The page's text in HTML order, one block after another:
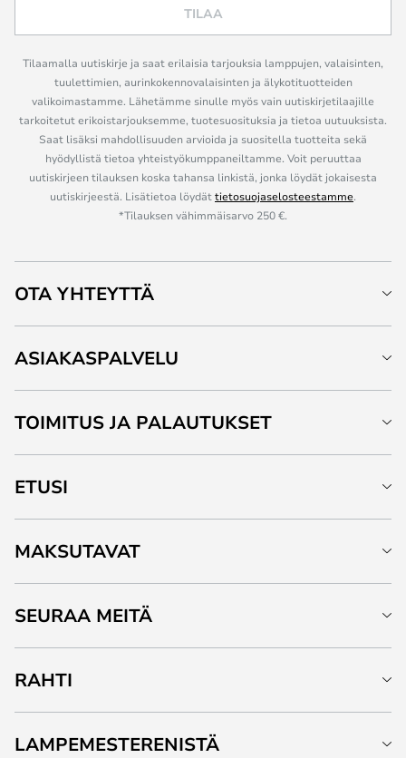
TILAA
Tilaamalla uutiskirje ja saat erilaisia tarjouksia lamppujen, valaisinten,
tuulettimien, aurinkokennovalaisinten ja älykotituotteiden
valikoimastamme. Lähetämme sinulle myös vain uutiskirjetilaajille
tarkoitetut erikoistarjouksemme, tuotesuosituksia ja tietoa uutuuksista.
Saat lisäksi mahdollisuuden arvioida ja suositella tuotteita sekä
hyödyllistä tietoa yhteistyökumppaneiltamme. Voit peruuttaa
uutiskirjeen tilauksen koska tahansa linkistä, jonka löydät jokaisesta
uutiskirjeestä. Lisätietoa löydättietosuojaselosteestamme.
*Tilauksen vähimmäisarvo 250 €.
OTA YHTEYTTÄ
ASIAKASPALVELU
TOIMITUS JA PALAUTUKSET
ETUSI
MAKSUTAVAT
SEURAA MEITÄ
RAHTI
LAMPEMESTERENISTÄ